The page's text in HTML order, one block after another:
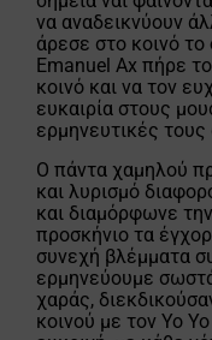
να αναδεικνύουν
άρεσε στο κοινό
Emanuel Ax πήρε
κοινό και να τον
ευκαιρία στους
ερμηνευτικές τους
Ο πάντα χαμηλού
και λυρισμό
και διαμόρφωνε
προσκήνιο τα
συνεχή βλέμματα
ερμηνεύουμε
χαράς,
κοινού με τον Yo